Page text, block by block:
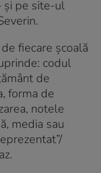
și pe site-ul
fiecare școală
codul
de
forma de
notele
media sau